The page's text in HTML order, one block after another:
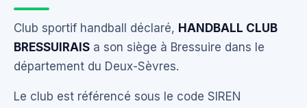
Club sportif handball déclaré, HANDBALL CLUB
BRESSUIRAIS a son siège à Bressuire dans le
département du Deux-Sèvres.
Le club est référencé sous le code SIREN